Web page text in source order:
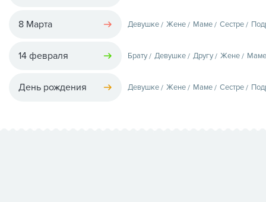
8 Марта Девушке Жене Маме Сестре
14 февраля Брату Девушке Другу Жене Маме
День рождения Девушке Жене Маме Сестре